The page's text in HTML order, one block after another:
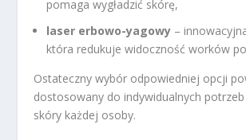
pomaga wygładzić skórę,
laser erbowo-yagowy –
która redukuje widoczność worków
Ostateczny wybór odpowiedniej opcji
dostosowany do indywidualnych
skóry każdej osoby.